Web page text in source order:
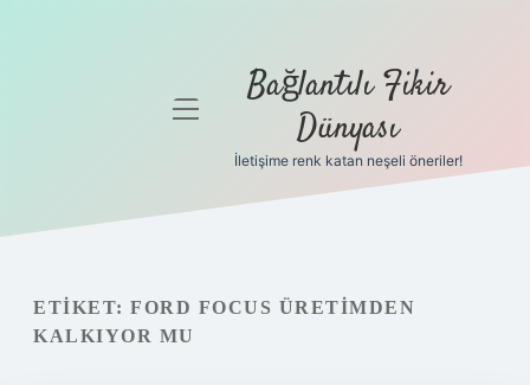
Gizlilik
Yasal Uyarı
menüyü
Bağlantılı Fikir
Dünyası
İletişime renk katan neşeli öneriler!
ETIKET: FORD FOCUS ÜRETIMDEN
KALKIYOR MU